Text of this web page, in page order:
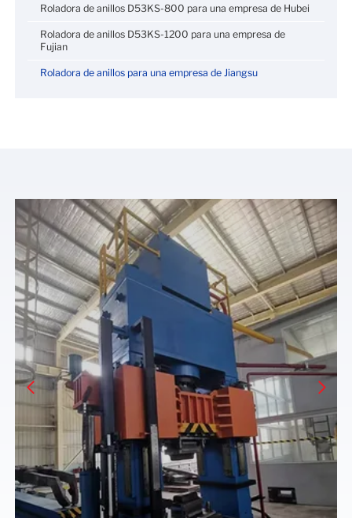
Roladora de anillos D53KS-800 para una empresa de Hubei
Roladora de anillos D53KS-1200 para una empresa de
Fujian
Roladora de anillos para una empresa de Jiangsu